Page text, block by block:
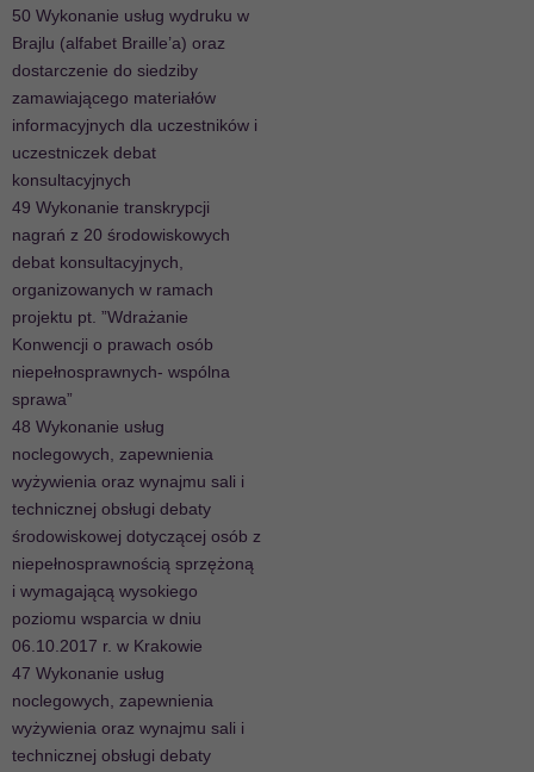
50 Wykonanie usług wydruku w
Brajlu (alfabet Braille’a) oraz
dostarczenie do siedziby
zamawiającego materiałów
informacyjnych dla uczestników i
uczestniczek debat
konsultacyjnych
49 Wykonanie transkrypcji
nagrań z 20 środowiskowych
debat konsultacyjnych,
organizowanych w ramach
projektu pt. ”Wdrażanie
Konwencji o prawach osób
niepełnosprawnych- wspólna
sprawa”
48 Wykonanie usług
noclegowych, zapewnienia
wyżywienia oraz wynajmu sali i
technicznej obsługi debaty
środowiskowej dotyczącej osób z
niepełnosprawnością sprzężoną
i wymagającą wysokiego
poziomu wsparcia w dniu
06.10.2017 r. w Krakowie
47 Wykonanie usług
noclegowych, zapewnienia
wyżywienia oraz wynajmu sali i
technicznej obsługi debaty